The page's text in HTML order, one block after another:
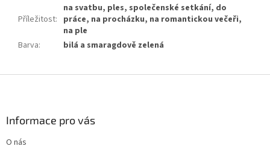
Příležitost:
na svatbu, ples, společenské setkání, do
práce, na procházku, na romantickou večeři,
na ple
Barva: bilá a smaragdově zelená
Informace pro vás
O nás